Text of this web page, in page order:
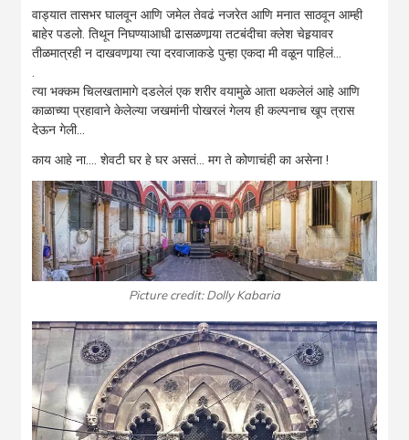
वाड्यात तासभर घालवून आणि जमेल तेवढं नजरेत आणि मनात साठवून आम्ही
बाहेर पडलो. तिथून निघण्याआधी ढासळणार्‍या तटबंदीचा क्लेश चेहर्‍यावर
तीळमात्रही न दाखवणार्‍या त्या दरवाजाकडे पुन्हा एकदा मी वळून पाहिलं…
.
त्या भक्कम चिलखतामागे दडलेलं एक शरीर वयामुळे आता थकलेलं आहे आणि
काळाच्या प्रहावाने केलेल्या जखमांनी पोखरलं गेलय ही कल्पनाच खूप त्रास
देऊन गेली…
काय आहे ना…. शेवटी घर हे घर असतं… मग ते कोणाचंही का असेना !
Picture credit: Dolly Kabaria